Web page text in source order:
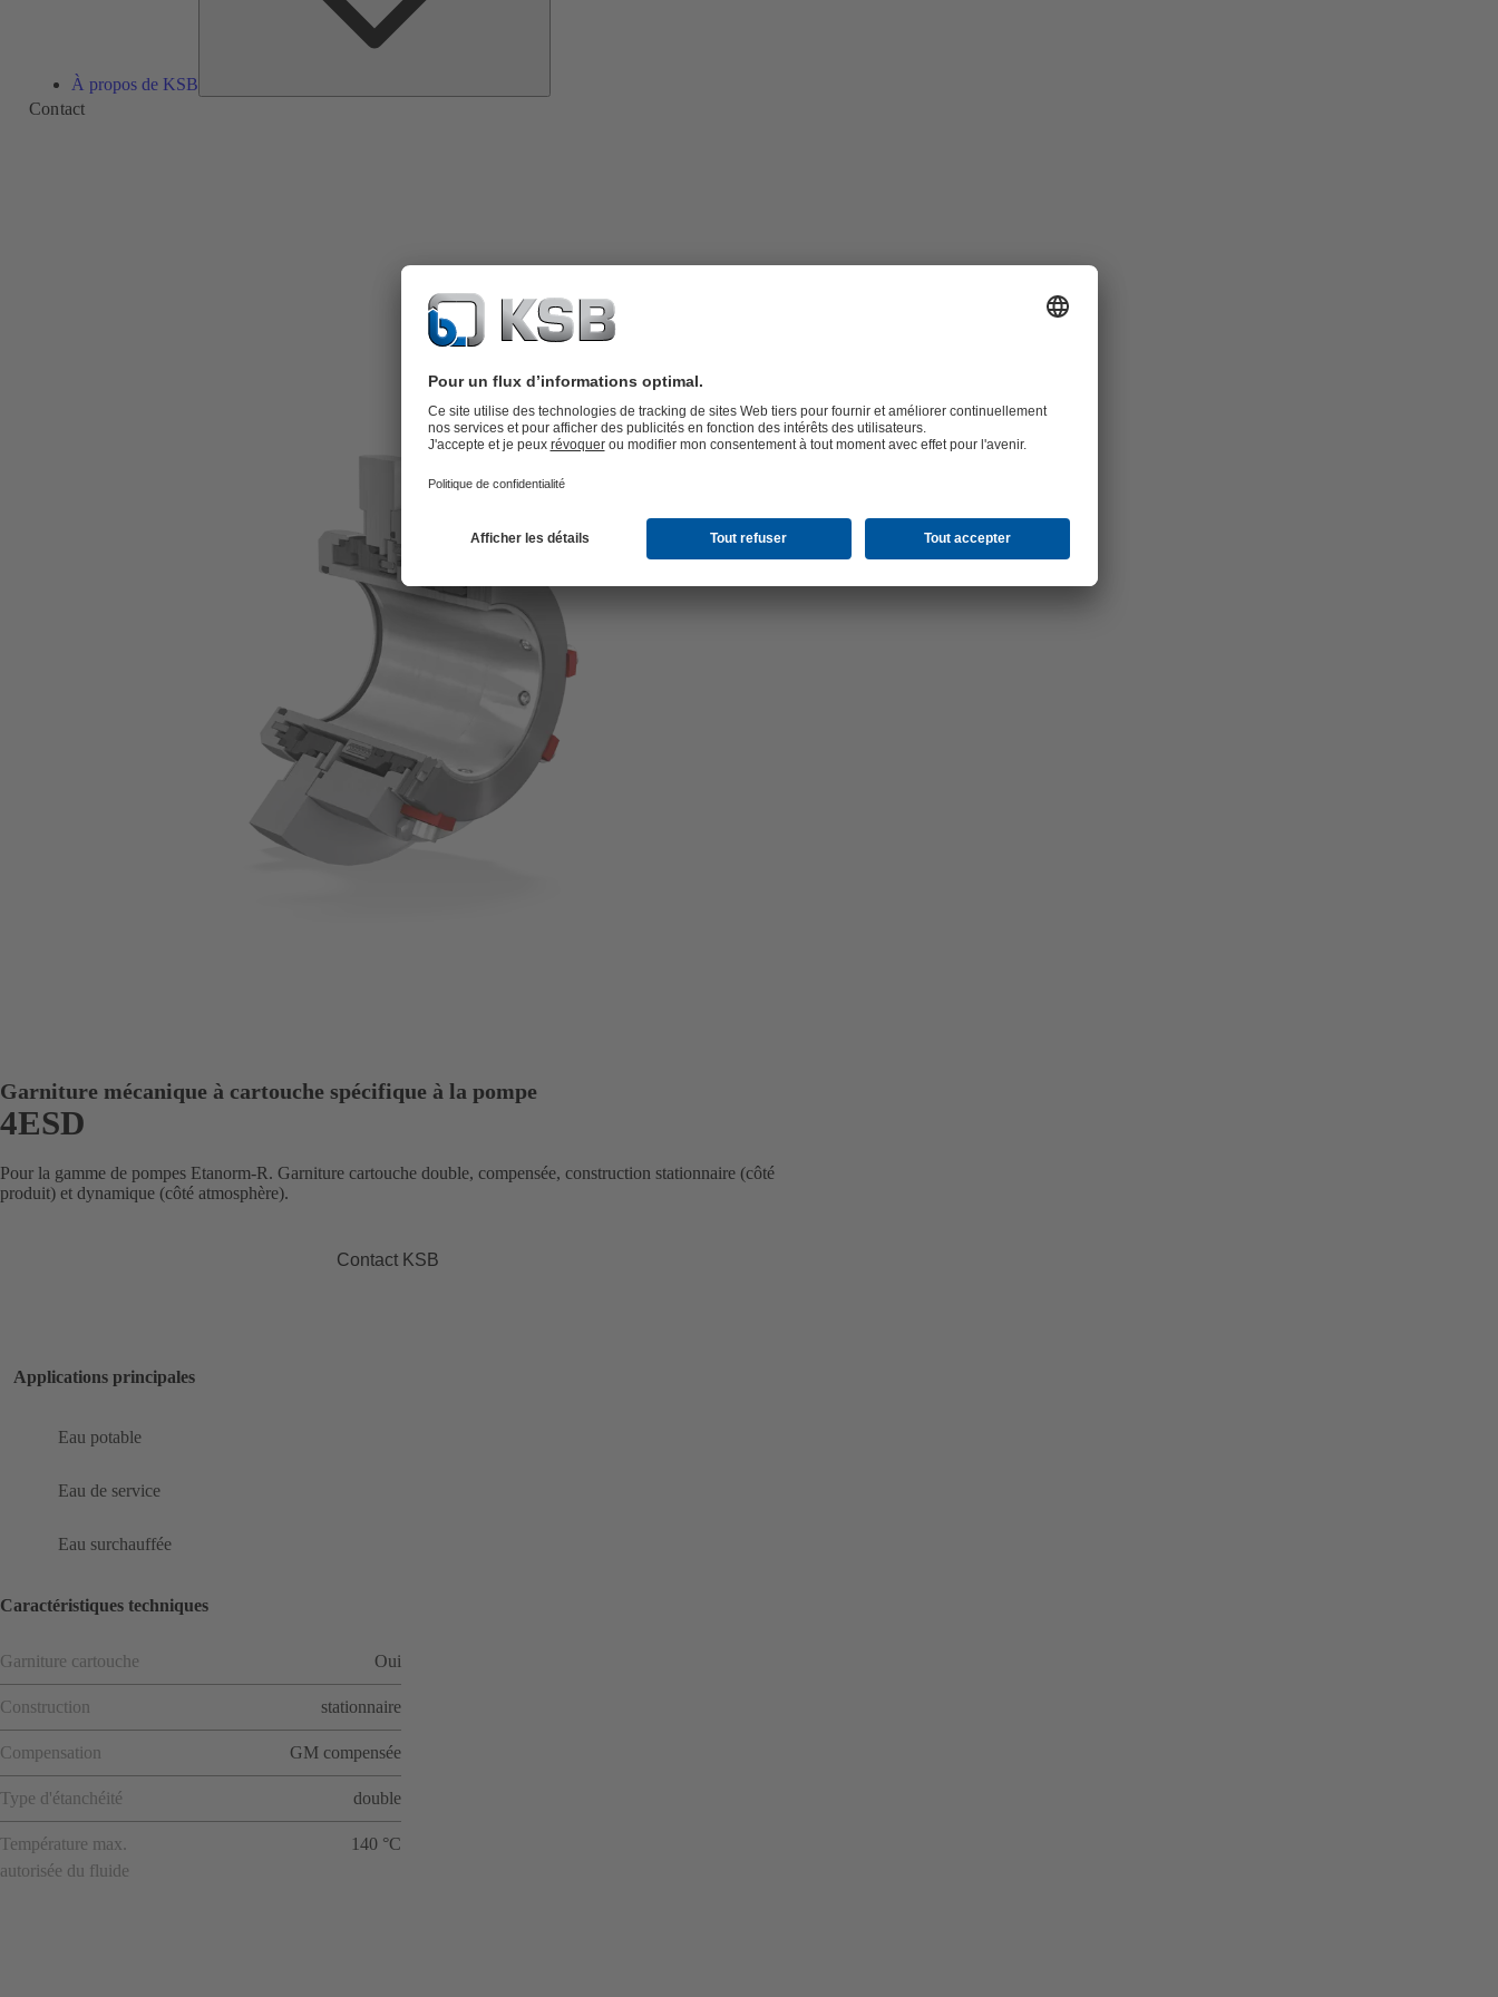
À propos de KSB
Contact
Garniture mécanique à cartouche spécifique à la pompe
4ESD
Pour la gamme de pompes Etanorm-R. Garniture cartouche double, compensée, construction stationnaire (côté
produit) et dynamique (côté atmosphère).
Contact KSB
Applications principales
Eau potable
Eau de service
Eau surchauffée
Caractéristiques techniques
Garniture cartouche Oui
Construction stationnaire
Compensation GM compensée
Type d'étanchéité double
Température max.
autorisée du fluide
140 °C